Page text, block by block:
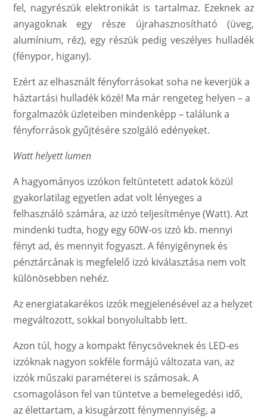
fel, nagyrészük elektronikát is tartalmaz. Ezeknek az
anyagoknak egy része újrahasznosítható (üveg,
alumínium, réz), egy részük pedig veszélyes hulladék
(fénypor, higany).
Ezért az elhasznált fényforrásokat soha ne keverjük a
háztartási hulladék közé! Ma már rengeteg helyen – a
forgalmazók üzleteiben mindenképp – találunk a
fényforrások gyűjtésére szolgáló edényeket.
Watt helyett lumen
A hagyományos izzókon feltüntetett adatok közül
gyakorlatilag egyetlen adat volt lényeges a
felhasználó számára, az izzó teljesítménye (Watt). Azt
mindenki tudta, hogy egy 60W-os izzó kb. mennyi
fényt ad, és mennyit fogyaszt. A fényigénynek és
pénztárcának is megfelelő izzó kiválasztása nem volt
különösebben nehéz.
Az energiatakarékos izzók megjelenésével az a helyzet
megváltozott, sokkal bonyolultabb lett.
Azon túl, hogy a kompakt fénycsöveknek és LED-es
izzóknak nagyon sokféle formájú változata van, az
izzók műszaki paraméterei is számosak. A
csomagoláson fel van tüntetve a bemelegedési idő,
az élettartam, a kisugárzott fénymennyiség, a